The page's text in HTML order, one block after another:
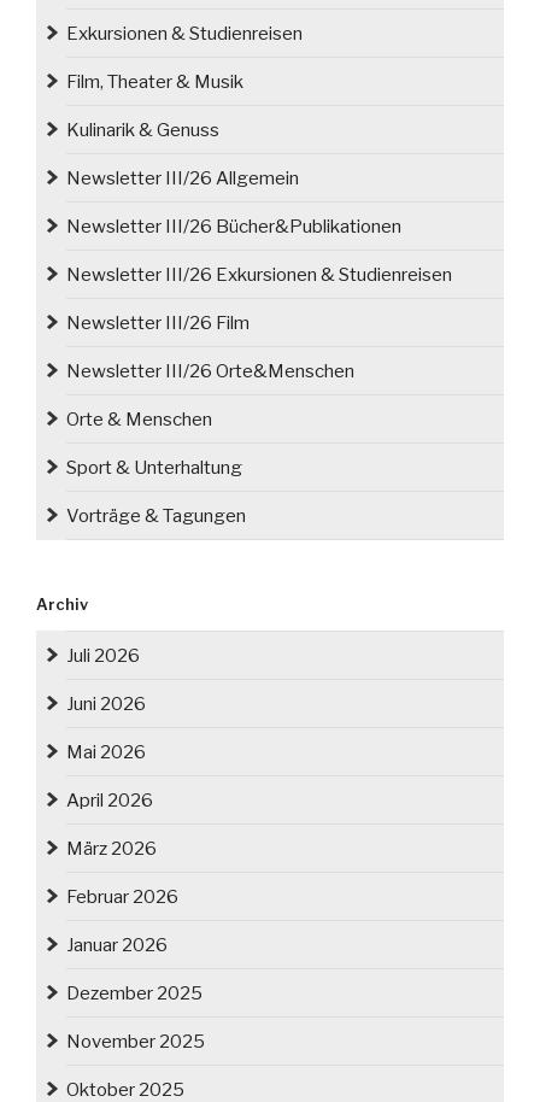
Exkursionen & Studienreisen
Film, Theater & Musik
Kulinarik & Genuss
Newsletter III/26 Allgemein
Newsletter III/26 Bücher&Publikationen
Newsletter III/26 Exkursionen & Studienreisen
Newsletter III/26 Film
Newsletter III/26 Orte&Menschen
Orte & Menschen
Sport & Unterhaltung
Vorträge & Tagungen
Archiv
Juli 2026
Juni 2026
Mai 2026
April 2026
März 2026
Februar 2026
Januar 2026
Dezember 2025
November 2025
Oktober 2025